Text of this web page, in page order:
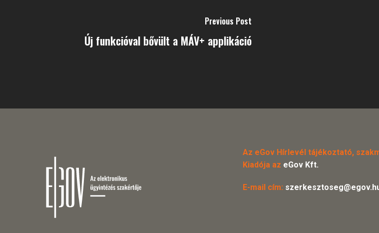
Previous Post
Új funkcióval bővült a MÁV+ applikáció
Az eGov Hírlevél tájékoztató,
Kiadója az eGov Kft.
E-mail cím: